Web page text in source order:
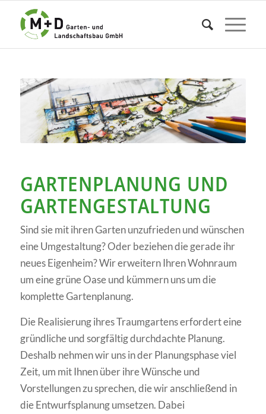
GARTENPLANUNG UND
GARTENGESTALTUNG
Sind sie mit ihren Garten unzufrieden und wünschen
eine Umgestaltung? Oder beziehen die gerade ihr
neues Eigenheim? Wir erweitern Ihren Wohnraum
um eine grüne Oase und kümmern uns um die
komplette Gartenplanung.
Die Realisierung ihres Traumgartens erfordert eine
gründliche und sorgfältig durchdachte Planung.
Deshalb nehmen wir uns in der Planungsphase viel
Zeit, um mit Ihnen über ihre Wünsche und
Vorstellungen zu sprechen, die wir anschließend in
die Entwurfsplanung umsetzen. Dabei